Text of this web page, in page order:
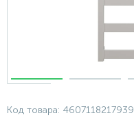
Код товара: 4607118217939